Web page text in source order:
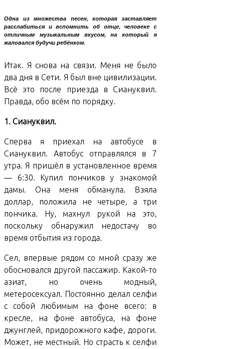
Одна из множества песен, которая заставляет
расслабиться и вспомнить об отце, человеке с
отличным музыкальным вкусом, на который я
жаловался будучи ребёнком.
Итак. Я снова на связи. Меня не было
два дня в Сети. Я был вне цивилизации.
Всё это после приезда в Сиануквил.
Правда, обо всём по порядку.
1. Сиануквил.
Сперва я приехал на автобусе в
Сиануквил. Автобус отправлялся в 7
утра. Я пришёл в установленное время
— 6:30. Купил пончиков у знакомой
дамы. Она меня обманула. Взяла
доллар, положила не четыре, а три
пончика. Ну, махнул рукой на это,
поскольку обнаружил недостачу во
время отбытия из города.
Сел, впервые рядом со мной сразу же
обосновался другой пассажир. Какой-то
азиат, но очень модный,
метеросексуал. Постоянно делал селфи
с собой любимым на фоне всего: в
кресле, на фоне автобуса, на фоне
джунглей, придорожного кафе, дороги.
Может, не местный. Но страсть к селфи